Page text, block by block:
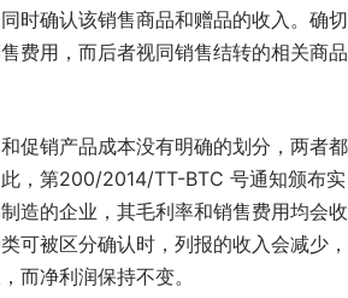
时确认该销售商品和赠品的收入。确切
费用，而后者视同销售结转的相关商品
促销产品成本没有明确的划分，两者都
，第200/2014/TT-BTC 号通知颁布实
造的企业，其毛利率和销售费用均会收
可被区分确认时，列报的收入会减少，
而净利润保持不变。